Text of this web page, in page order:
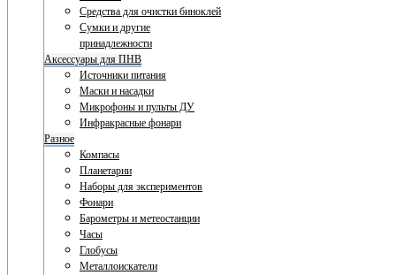
Средства для очистки биноклей
Сумки и другие
принадлежности
Аксессуары для ПНВ
Источники питания
Маски и насадки
Микрофоны и пульты ДУ
Инфракрасные фонари
Разное
Компасы
Планетарии
Наборы для экспериментов
Фонари
Барометры и метеостанции
Часы
Глобусы
Металлоискатели